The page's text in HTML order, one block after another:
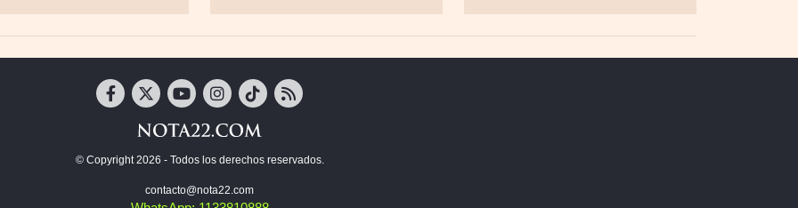
© Copyright 2026 - Todos los derechos reservados.
contacto@nota22.com